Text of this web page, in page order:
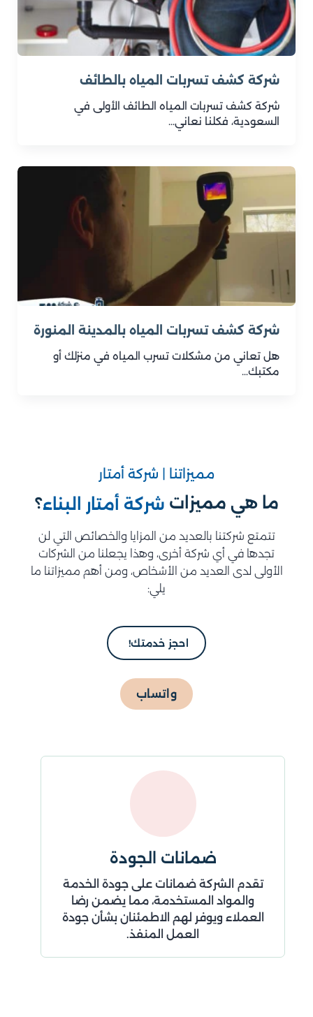
شركة كشف تسربات المياه بالطائف
شركة كشف تسربات المياه الطائف الأولى في
السعودية، فكلنا نعاني…
شركة كشف تسربات المياه بالمدينة المنورة
هل تعاني من مشكلات تسرب المياه في منزلك أو
مكتبك…
مميزاتنا | شركة أمتار
ما هي مميزات شركة أمتار البناء؟
تتمتع شركتنا بالعديد من المزايا والخصائص التي لن
تجدها في أي شركة أخرى، وهذا يجعلنا من الشركات
الأولى لدى العديد من الأشخاص، ومن أهم مميزاتنا ما
يلي:
احجز خدمتك!
واتساب
ضمانات الجودة
تقدم الشركة ضمانات على جودة الخدمة
والمواد المستخدمة، مما يضمن رضا
العملاء ويوفر لهم الاطمئنان بشأن جودة
العمل المنفذ.